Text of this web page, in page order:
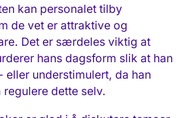
kan personalet tilby
de vet er attraktive og
Det er særdeles viktig at
hans dagsform slik at han
eller understimulert, da han
dette selv.